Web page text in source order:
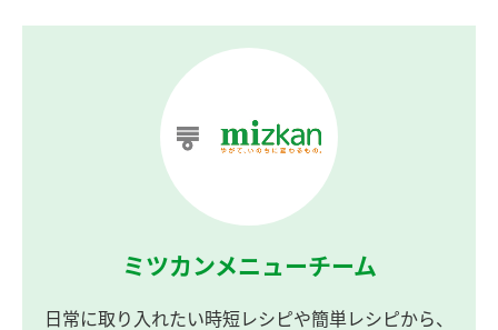
ミツカンメニューチーム
日常に取り入れたい時短レシピや簡単レシピから、